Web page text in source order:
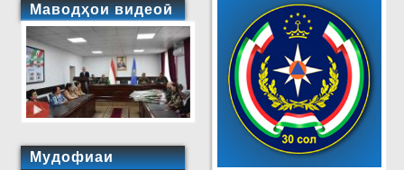
Маводҳои видеоӣ
Мудофиаи